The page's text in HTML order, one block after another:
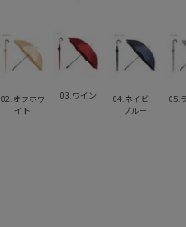
02.オフホワ
イト
03.ワイン
04.ネイビー
ブルー
05.